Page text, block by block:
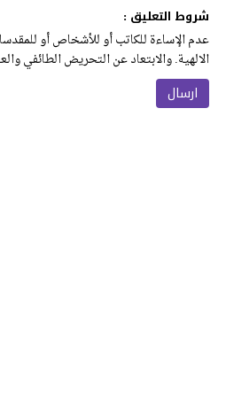
شروط التعليق :
عدم الإساءة للكاتب أو للأشخاص أو
الالهية. والابتعاد عن التحريض الطائفي